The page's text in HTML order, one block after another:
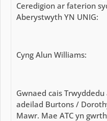
Ceredigion ar faterion
Aberystwyth YN UNIG:
Cyng Alun Williams:
Gwnaed cais
adeilad Burtons /
Mawr. Mae ATC yn